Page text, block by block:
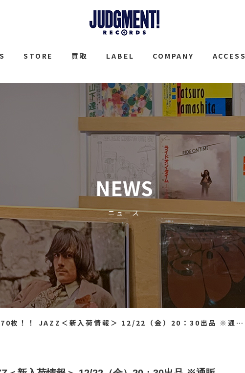
STORE 買取 LABEL COMPANY ACCESS
NEWS
ニュース
！ JAZZ＜新入荷情報＞ 12/22（金）20：30出品 ※通販リスト付